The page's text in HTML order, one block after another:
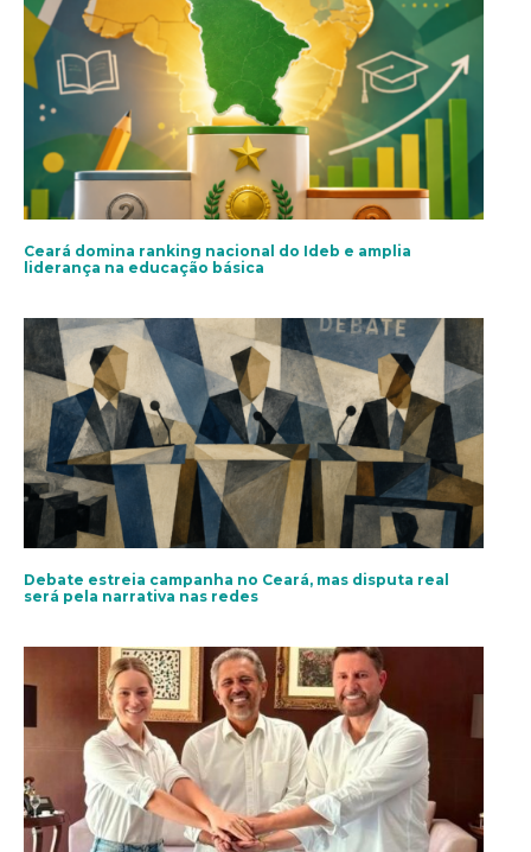
Ceará domina ranking nacional do Ideb e amplia
liderança na educação básica
Debate estreia campanha no Ceará, mas disputa real
será pela narrativa nas redes